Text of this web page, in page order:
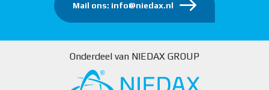
Mail ons: info@niedax.nl
Onderdeel van NIEDAX GROUP